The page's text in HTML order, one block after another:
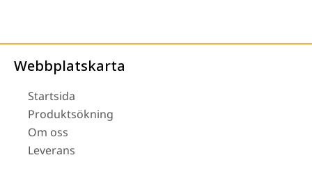
Webbplatskarta
Startsida
Produktsökning
Om oss
Leverans